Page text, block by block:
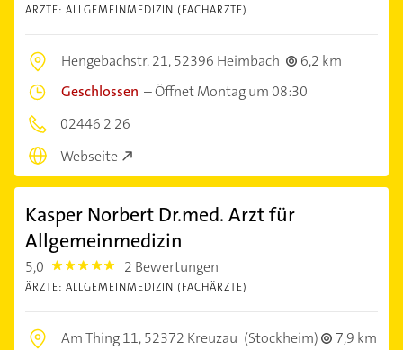
ÄRZTE: ALLGEMEINMEDIZIN (FACHÄRZTE)
Hengebachstr. 21,52396 Heimbach
6,2 km
Geschlossen –Öffnet Montag um 08:30
02446 2 26
Webseite
Kasper Norbert Dr.med. Arzt für
Allgemeinmedizin
5,0 5.0 2 Bewertungen
ÄRZTE: ALLGEMEINMEDIZIN (FACHÄRZTE)
Am Thing 11,52372 Kreuzau (Stockheim)
7,9 km